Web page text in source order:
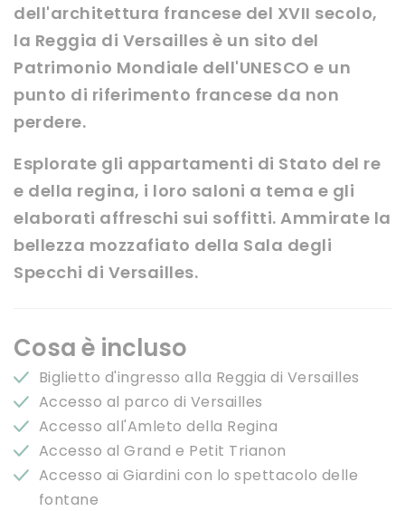
dell'architettura francese del XVII secolo,
la Reggia di Versailles è un sito del
Patrimonio Mondiale dell'UNESCO e un
punto di riferimento francese da non
perdere.
Esplorate gli appartamenti di Stato del re
e della regina, i loro saloni a tema e gli
elaborati affreschi sui soffitti. Ammirate la
bellezza mozzafiato della Sala degli
Specchi di Versailles.
Cosa è incluso
Biglietto d'ingresso alla Reggia di Versailles
Accesso al parco di Versailles
Accesso all'Amleto della Regina
Accesso al Grand e Petit Trianon
Accesso ai Giardini con lo spettacolo delle
fontane